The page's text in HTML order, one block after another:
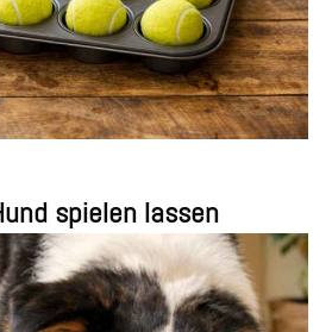
spielen lassen